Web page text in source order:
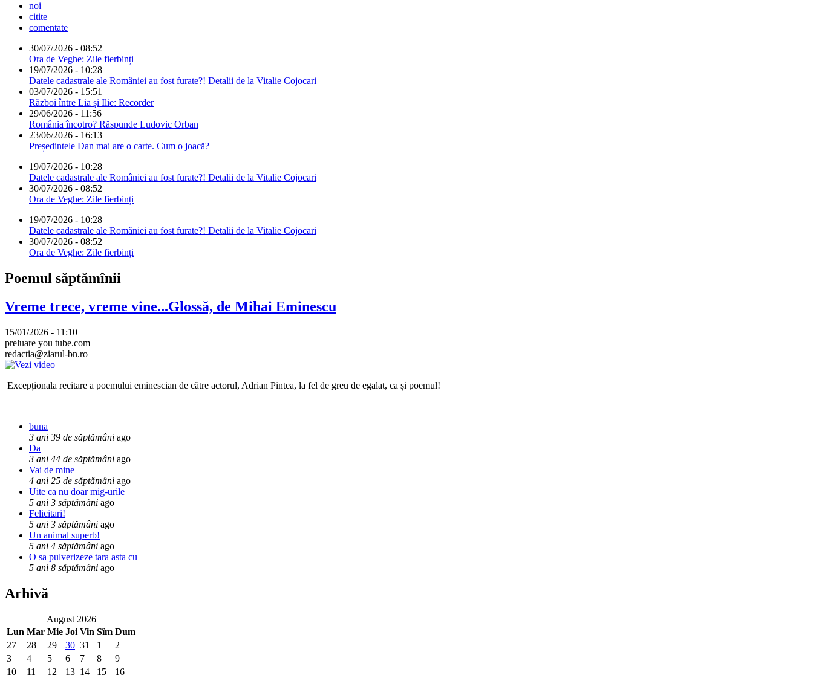
noi
citite
comentate
30/07/2026 - 08:52
Ora de Veghe: Zile fierbinți
19/07/2026 - 10:28
Datele cadastrale ale României au fost furate?! Detalii de la Vitalie Cojocari
03/07/2026 - 15:51
Război între Lia și Ilie: Recorder
29/06/2026 - 11:56
România încotro? Răspunde Ludovic Orban
23/06/2026 - 16:13
Președintele Dan mai are o carte. Cum o joacă?
19/07/2026 - 10:28
Datele cadastrale ale României au fost furate?! Detalii de la Vitalie Cojocari
30/07/2026 - 08:52
Ora de Veghe: Zile fierbinți
19/07/2026 - 10:28
Datele cadastrale ale României au fost furate?! Detalii de la Vitalie Cojocari
30/07/2026 - 08:52
Ora de Veghe: Zile fierbinți
Poemul săptămînii
Vreme trece, vreme vine...Glossă, de Mihai Eminescu
15/01/2026 - 11:10
preluare you tube.com
redactia@ziarul-bn.ro
Excepționala recitare a poemului eminescian de către actorul, Adrian Pintea, la fel de greu de egalat, ca și poemul!
buna
3 ani 39 de săptămâni ago
Da
3 ani 44 de săptămâni ago
Vai de mine
4 ani 25 de săptămâni ago
Uite ca nu doar mig-urile
5 ani 3 săptămâni ago
Felicitari!
5 ani 3 săptămâni ago
Un animal superb!
5 ani 4 săptămâni ago
O sa pulverizeze tara asta cu
5 ani 8 săptămâni ago
Arhivă
August 2026
Lun Mar Mie Joi Vin Sîm Dum
27
28 29 30 31 1
2
3
4 5 6 7 8
9
10
11 12 13 14 15 16